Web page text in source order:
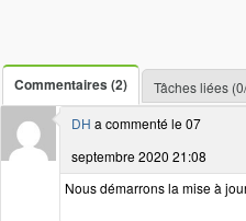
Commentaires (2)
Tâches liées
DH a commenté le 07
septembre 2020 21:08
Nous démarrons la mise à